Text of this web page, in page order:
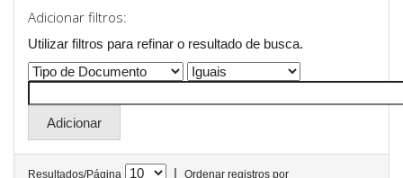
Adicionar filtros:
Utilizar filtros para refinar o resultado de busca.
Resultados/Página | Ordenar registros por